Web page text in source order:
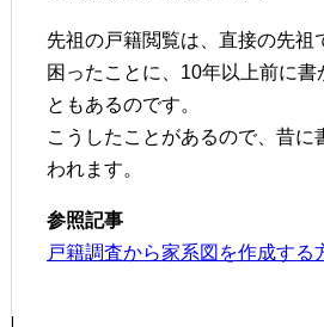
先祖の戸籍閲覧は、直接の先祖
困ったことに、10年以上前に
ともあるのです。
こうしたことがあるので、昔
われます。
参照記事
戸籍調査から家系図を作成する